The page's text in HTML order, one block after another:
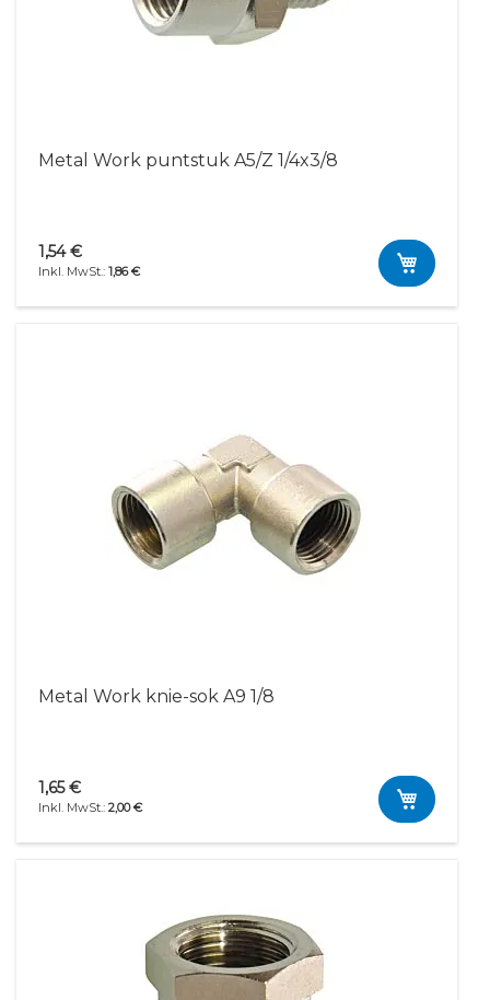
Metal Work puntstuk A5/Z 1/4x3/8
1,86 €
1,54 €
Metal Work knie-sok A9 1/8
2,00 €
1,65 €